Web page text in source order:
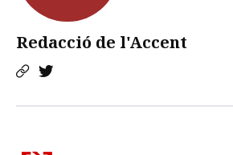
Redacció de l'Accent